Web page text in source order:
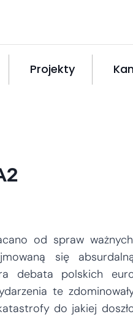
Projekty
od spraw
się
debata polskich
te
do jakiej